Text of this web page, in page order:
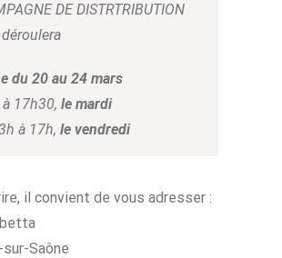
DE DISTRTRIBUTION
du 20 au 24 mars
17h30, le mardi
à 17h, le vendredi
il convient de vous adresser :
Saône